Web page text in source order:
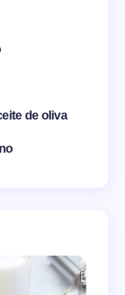
de oliva